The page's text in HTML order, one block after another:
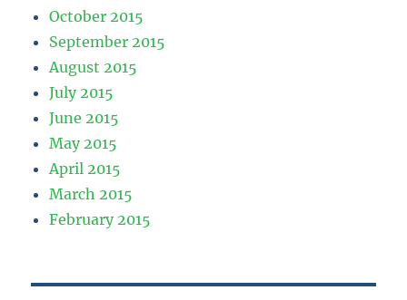
October 2015
September 2015
August 2015
July 2015
June 2015
May 2015
April 2015
March 2015
February 2015